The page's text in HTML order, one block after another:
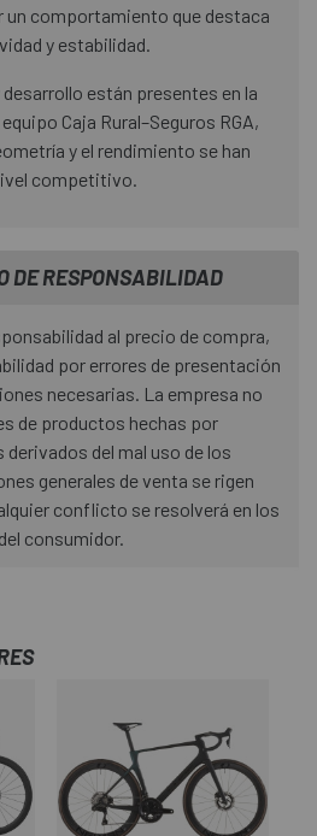
un comportamiento que destaca
y estabilidad.
están presentes en la
Caja Rural–Seguros RGA,
y el rendimiento se han
competitivo.
DE RESPONSABILIDAD
al precio de compra,
por errores de presentación
necesarias. La empresa no
de productos hechas por
del mal uso de los
generales de venta se rigen
conflicto se resolverá en los
consumidor.